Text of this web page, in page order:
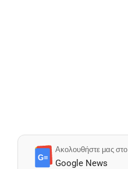
G≡
Ακολουθήστε μας στο
Google News